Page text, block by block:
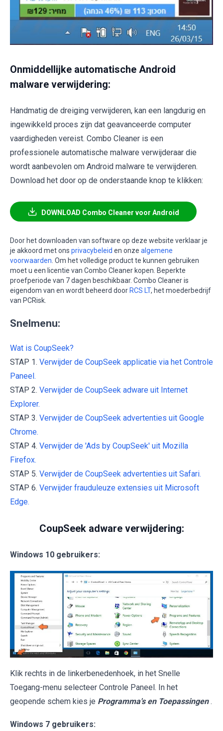
Onmiddellijke automatische Android
malware verwijdering:
Handmatig de dreiging verwijderen, kan een langdurig en
ingewikkeld proces zijn dat geavanceerde computer
vaardigheden vereist. Combo Cleaner is een
professionele automatische malware verwijderaar die
wordt aanbevolen om Android malware te verwijderen.
Download het door op de onderstaande knop te klikken:
DOWNLOAD Combo Cleaner voor Android
Door het downloaden van software op deze website verklaar je
je akkoord met ons privacybeleid en onze algemene
voorwaarden . Om het volledige product te kunnen gebruiken
moet u een licentie van Combo Cleaner kopen. Beperkte
proefperiode van 7 dagen beschikbaar. Combo Cleaner is
eigendom van en wordt beheerd doorRCS LT, het moederbedrijf
van PCRisk.
Snelmenu:
Wat is CoupSeek?
STAP 1. Verwijder de CoupSeek applicatie via het Controle
Paneel.
STAP 2. Verwijder de CoupSeek adware uit Internet
Explorer.
STAP 3. Verwijder de CoupSeek advertenties uit Google
Chrome.
STAP 4. Verwijder de 'Ads by CoupSeek' uit Mozilla
Firefox.
STAP 5. Verwijder de CoupSeek advertenties uit Safari.
STAP 6. Verwijder frauduleuze extensies uit Microsoft
Edge.
CoupSeek adware verwijdering:
Windows 10 gebruikers:
Klik rechts in de linkerbenedenhoek, in het Snelle
Toegang-menu selecteer Controle Paneel. In het
geopende schem kies je Programma's en Toepassingen .
Windows 7 gebruikers: